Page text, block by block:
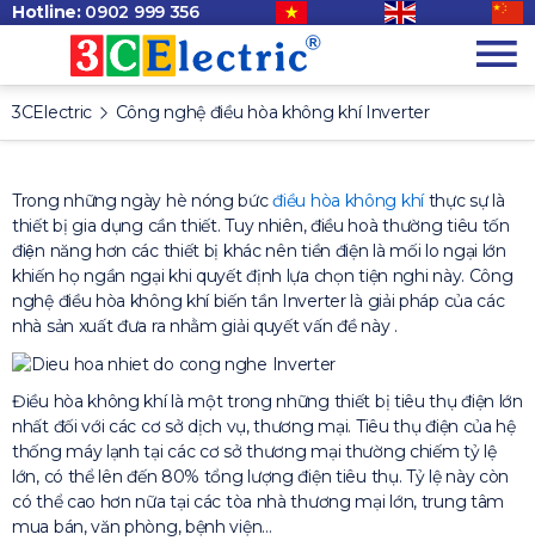
Hotline: 0902 999 356
3CElectric Công nghệ điều hòa không khí Inverter
Trong những ngày hè nóng bứcđiều hòa không khíthực sự là
thiết bị gia dụng cần thiết. Tuy nhiên, điều hoà thường tiêu tốn
điện năng hơn các thiết bị khác nên tiền điện là mối lo ngại lớn
khiến họ ngần ngại khi quyết định lựa chọn tiện nghi này. Công
nghệ điều hòa không khí biến tần Inverter là giải pháp của các
nhà sản xuất đưa ra nhằm giải quyết vấn đề này .
Điều hòa không khí là một trong những thiết bị tiêu thụ điện lớn
nhất đối với các cơ sở dịch vụ, thương mại. Tiêu thụ điện của hệ
thống máy lạnh tại các cơ sở thương mại thường chiếm tỷ lệ
lớn, có thể lên đến 80% tổng lượng điện tiêu thụ. Tỷ lệ này còn
có thể cao hơn nữa tại các tòa nhà thương mại lớn, trung tâm
mua bán, văn phòng, bệnh viện…